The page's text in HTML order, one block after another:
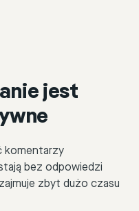
jest
komentarzy
bez odpowiedzi
zbyt dużo czasu